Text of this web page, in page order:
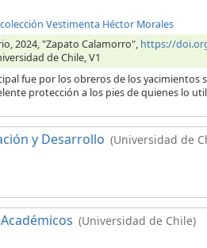
Vestimenta Héctor Morales
2024, "Zapato Calamorro", https://
de Chile, V1
fue por los obreros de los yacimientos
protección a los pies de quienes lo
y Desarrollo (Universidad de
(Universidad de Chile)